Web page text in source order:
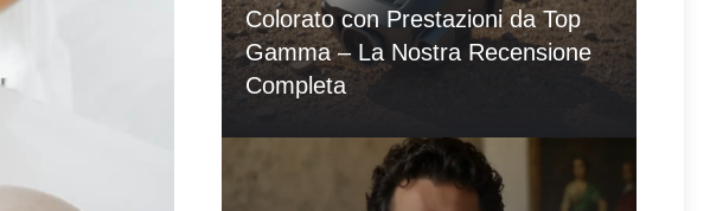
Colorato con Prestazioni da Top
Gamma – La Nostra Recensione
Completa